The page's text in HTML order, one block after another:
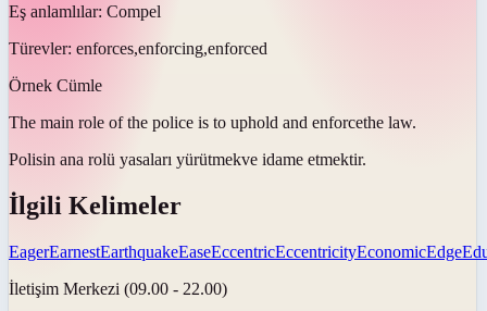
Eş anlamlılar: Compel
Türevler: enforces,enforcing,enforced
Örnek Cümle
The main role of the police is to uphold and enforcethe law.
Polisin ana rolü yasaları yürütmekve idame etmektir.
İlgili Kelimeler
EagerEarnestEarthquakeEaseEccentricEccentricityEconomicEdge
İletişim Merkezi (09.00 - 22.00)